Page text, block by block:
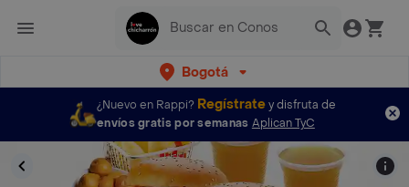
Bogotá
¿Nuevo en Rappi? Regístratey disfruta de
envíos gratis por semanas Aplican TyC